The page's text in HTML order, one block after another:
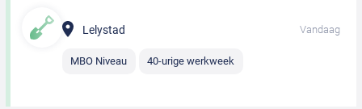
Lelystad Vandaag
MBO Niveau 40-urige werkweek